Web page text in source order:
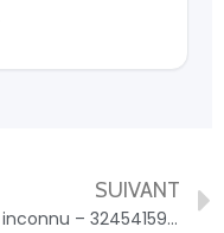
SUIVANT
Nom inconnu – 3245415944403